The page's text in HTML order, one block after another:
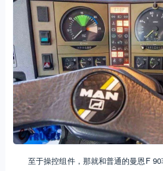
至于操控组件，那就和普通的曼恩F